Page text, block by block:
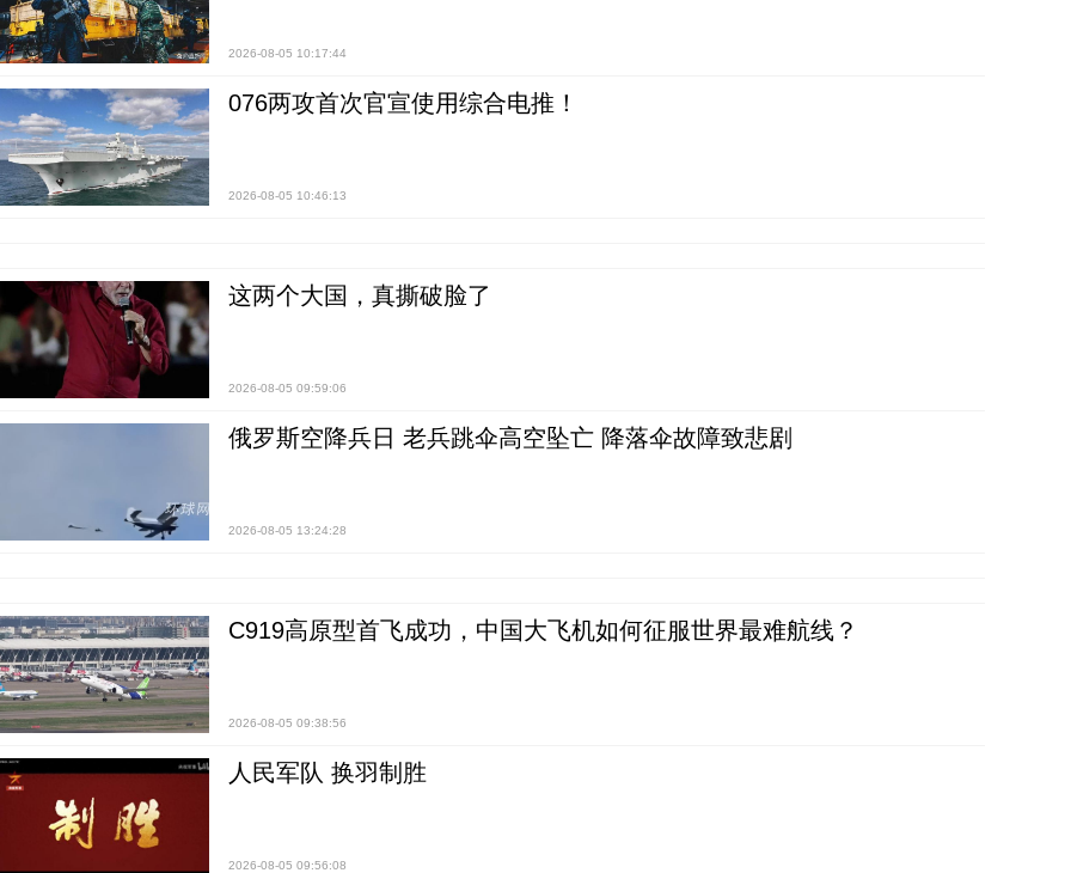
2026-08-05 10:17:44
076两攻首次官宣使用综合电推！
2026-08-05 10:46:13
这两个大国，真撕破脸了
2026-08-05 09:59:06
俄罗斯空降兵日 老兵跳伞高空坠亡 降落伞故障致悲剧
2026-08-05 13:24:28
C919高原型首飞成功，中国大飞机如何征服世界最难航线？
2026-08-05 09:38:56
人民军队 换羽制胜
2026-08-05 09:56:08